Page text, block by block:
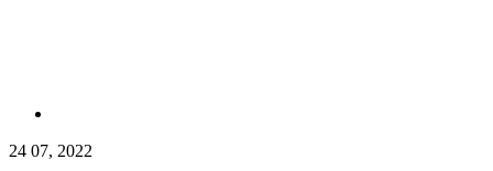
24 07, 2022